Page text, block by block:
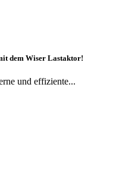
dem Wiser Lastaktor!
und effiziente...